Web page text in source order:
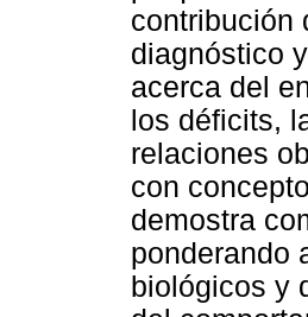
contribución
diagnóstico
acerca del
los déficits,
relaciones
con
demostra
ponderando
biológicos y